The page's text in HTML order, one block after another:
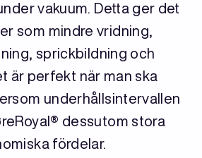
vakuum. Detta ger det
som mindre vridning,
sprickbildning och
är perfekt när man ska
underhållsintervallen
dessutom stora
fördelar.